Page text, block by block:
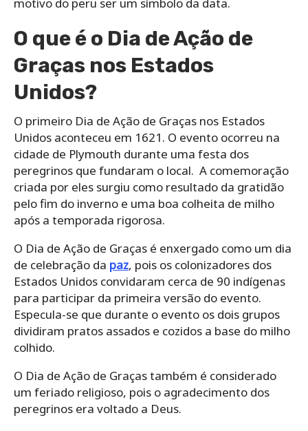
motivo do peru ser um símbolo da data.
O que é o Dia de Ação de
Graças nos Estados
Unidos?
O primeiro Dia de Ação de Graças nos Estados
Unidos aconteceu em 1621. O evento ocorreu na
cidade de Plymouth durante uma festa dos
peregrinos que fundaram o local. A comemoração
criada por eles surgiu como resultado da gratidão
pelo fim do inverno e uma boa colheita de milho
após a temporada rigorosa.
O Dia de Ação de Graças é enxergado como um dia
de celebração da paz, pois os colonizadores dos
Estados Unidos convidaram cerca de 90 indígenas
para participar da primeira versão do evento.
Especula-se que durante o evento os dois grupos
dividiram pratos assados e cozidos a base do milho
colhido.
O Dia de Ação de Graças também é considerado
um feriado religioso, pois o agradecimento dos
peregrinos era voltado a Deus.